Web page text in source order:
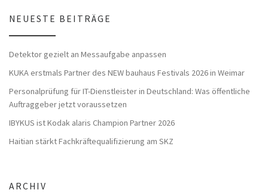
NEUESTE BEITRÄGE
Detektor gezielt an Messaufgabe anpassen
KUKA erstmals Partner des NEW bauhaus Festivals 2026 in Weimar
Personalprüfung für IT-Dienstleister in Deutschland: Was öffentliche
Auftraggeber jetzt voraussetzen
IBYKUS ist Kodak alaris Champion Partner 2026
Haitian stärkt Fachkräftequalifizierung am SKZ
ARCHIV